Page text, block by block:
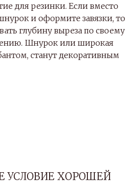
для резинки. Если вместо
и оформите завязки, то
глубину выреза по своему
Шнурок или широкая
станут декоративным
УСЛОВИЕ ХОРОШЕЙ